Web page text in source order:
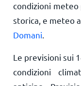
condizioni meteo
storica, e meteo
Domani
Le previsioni sui
condizioni